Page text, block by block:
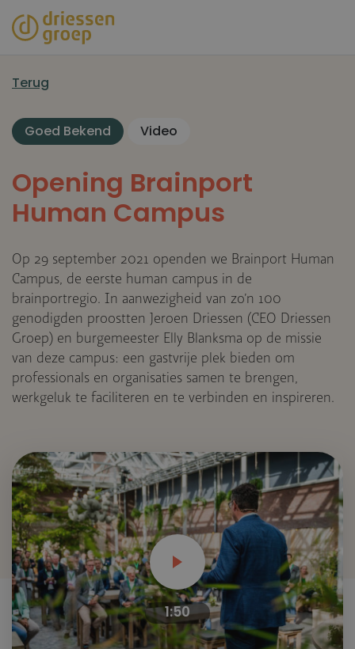
Overslaan
en
inhoud
Terug
Goed Bekend Video
Opening Brainport
Human Campus
Op 29 september 2021 openden we Brainport Human
Campus, de eerste human campus in de
brainportregio. In aanwezigheid van zo’n 100
genodigden proostten Jeroen Driessen (CEO Driessen
Groep) en burgemeester Elly Blanksma op de missie
van deze campus: een gastvrije plek bieden om
professionals en organisaties samen te brengen,
werkgeluk te faciliteren en te verbinden en inspireren.
1:50